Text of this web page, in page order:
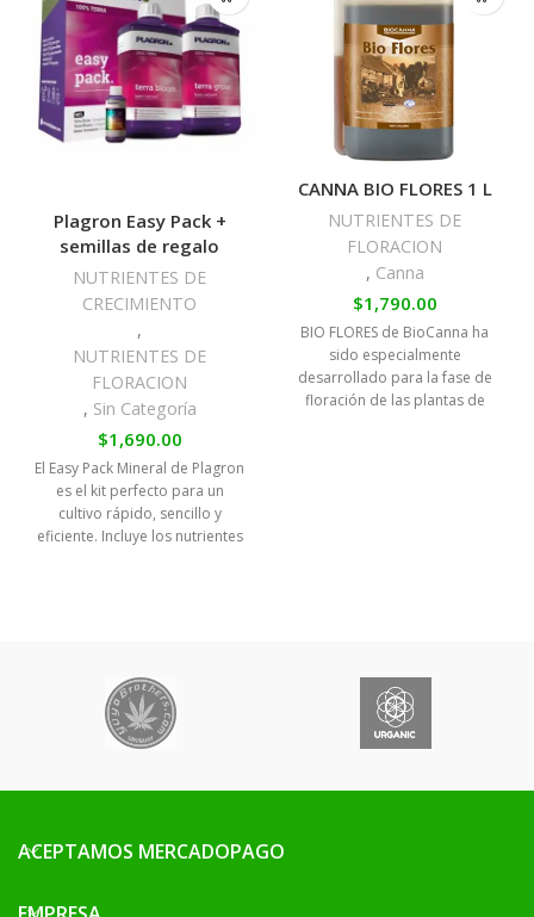
Plagron Easy Pack +
semillas de regalo
NUTRIENTES DE
CRECIMIENTO
,
NUTRIENTES DE
FLORACION
, Sin Categoría
$1,690.00
El Easy Pack Mineral de Plagron
es el kit perfecto para un
cultivo rápido, sencillo y
eficiente. Incluye los nutrientes
y outdoor, fácil de usar y
compatible con cualquier tipo
de sustrato.
CANNA BIO FLORES 1 L
NUTRIENTES DE
FLORACION
, Canna
$1,790.00
BIO FLORES de BioCanna ha
sido especialmente
desarrollado para la fase de
floración de las plantas de
ACEPTAMOS MERCADOPAGO